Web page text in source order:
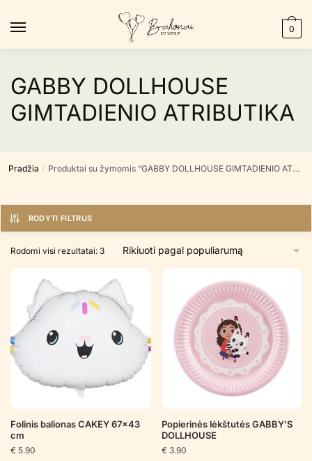
0
GABBY DOLLHOUSE
GIMTADIENIO ATRIBUTIKA
Pradžia / Produktai su žymomis “GABBY DOLLHOUSE GIMTADIENIO ATRIBUTIKA”
RODYTI FILTRUS
Rodomi visi rezultatai: 3Rūšiuojama
populiarumą
Folinis balionas CAKEY 67×43
cm
€ 5.90
Popierinės lėkštutės GABBY’S
DOLLHOUSE
€ 3.90